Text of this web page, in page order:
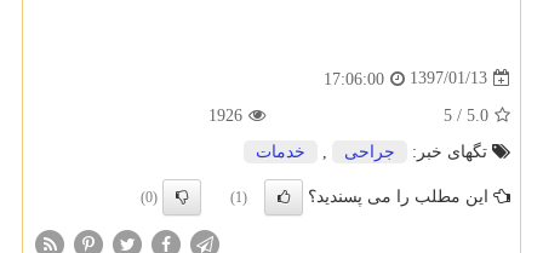
1397/01/13
17:06:00
5.0
/
5
1926
تگهای خبر:
جراحی خدمات
این مطلب را می پسندید؟ (1)
(0)